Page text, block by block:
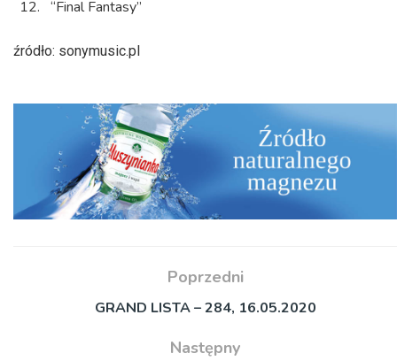
“Final Fantasy”
źródło: sonymusic.pl
Poprzedni
GRAND LISTA – 284, 16.05.2020
Następny